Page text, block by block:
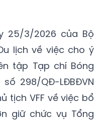
25/3/2026 của Bộ
lịch về việc cho ý
tập Tạp chí Bóng
298/QĐ-LĐBĐVN
tịch VFF về việc bổ
giữ chức vụ Tổng